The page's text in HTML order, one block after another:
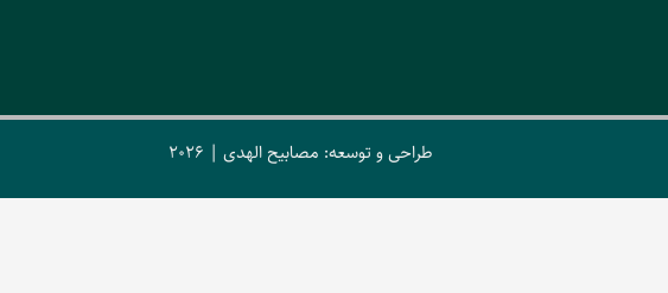
طراحی و توسعه: مصابیح الهدی | 2026